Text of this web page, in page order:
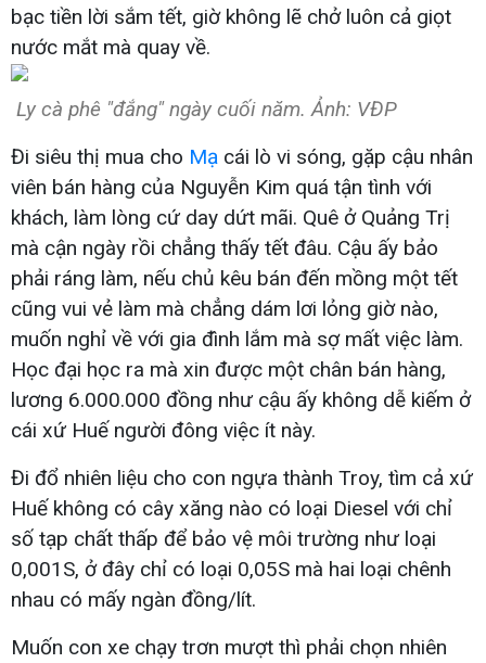
bạc tiền lời sắm tết, giờ không lẽ chở luôn cả giọt
nước mắt mà quay về.
Ly cà phê "đắng" ngày cuối năm. Ảnh: VĐP
Đi siêu thị mua cho Mạ cái lò vi sóng, gặp cậu nhân
viên bán hàng của Nguyễn Kim quá tận tình với
khách, làm lòng cứ day dứt mãi. Quê ở Quảng Trị
mà cận ngày rồi chẳng thấy tết đâu. Cậu ấy bảo
phải ráng làm, nếu chủ kêu bán đến mồng một tết
cũng vui vẻ làm mà chẳng dám lơi lỏng giờ nào,
muốn nghỉ về với gia đình lắm mà sợ mất việc làm.
Học đại học ra mà xin được một chân bán hàng,
lương 6.000.000 đồng như cậu ấy không dễ kiếm ở
cái xứ Huế người đông việc ít này.
Đi đổ nhiên liệu cho con ngựa thành Troy, tìm cả xứ
Huế không có cây xăng nào có loại Diesel với chỉ
số tạp chất thấp để bảo vệ môi trường như loại
0,001S, ở đây chỉ có loại 0,05S mà hai loại chênh
nhau có mấy ngàn đồng/lít.
Muốn con xe chạy trơn mượt thì phải chọn nhiên